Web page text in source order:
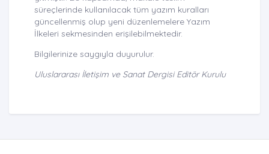
süreçlerinde kullanılacak tüm yazım kuralları
güncellenmiş olup yeni düzenlemelere Yazım
İlkeleri sekmesinden erişilebilmektedir.
Bilgilerinize saygıyla duyurulur.
Uluslararası İletişim ve Sanat Dergisi Editör Kurulu